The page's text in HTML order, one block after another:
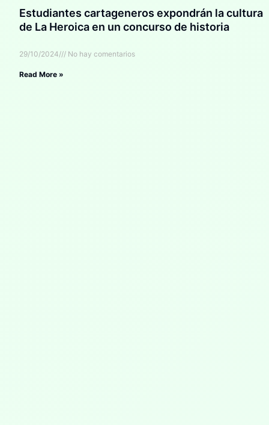
Estudiantes cartageneros expondrán la cultura
de La Heroica en un concurso de historia
29/10/2024 No hay comentarios
Read More »